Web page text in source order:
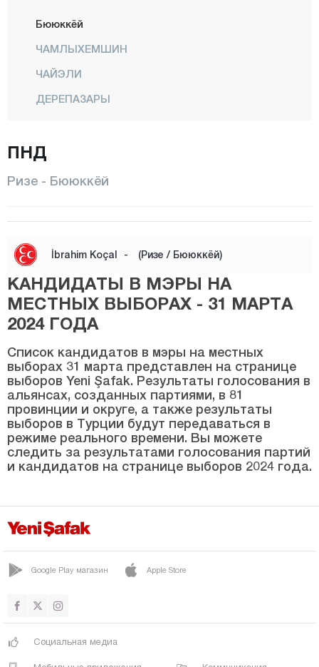
Бююккёй
ЧАМЛЫХЕМШИН
ЧАЙЭЛИ
ДЕРЕПАЗАРЫ
ГЮНЕЙСУ
ХЕМШИН
ИЙИДЕРЭ
КАЛКАНДЕРЕ
Маденли
Центр
МУРАДИЕ
ПАЗАР
Саларха
Тунджа
Сакарья
Самсун
Сиирт
Синоп
Шырнак
Текирдаг
Токат
ПНД
Ризе - Бююккёй
İbrahim Koçal - (Ризе / Бююккёй)
КАНДИДАТЫ В МЭРЫ НА
МЕСТНЫХ ВЫБОРАХ - 31 МАРТА
2024 ГОДА
Список кандидатов в мэры на местных
выборах 31 марта представлен на странице
выборов Yeni Şafak. Результаты голосования в
альянсах, созданных партиями, в 81
провинции и округе, а также результаты
выборов в Турции будут передаваться в
режиме реального времени. Вы можете
следить за результатами голосования партий
и кандидатов на странице выборов 2024 года.
Google Play магазин Apple Store
Социальная медиа